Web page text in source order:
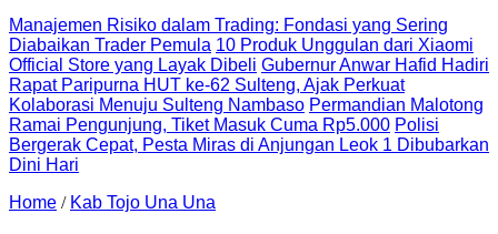
Manajemen Risiko dalam Trading: Fondasi yang Sering
Diabaikan Trader Pemula 10 Produk Unggulan dari Xiaomi
Official Store yang Layak Dibeli Gubernur Anwar Hafid Hadiri
Rapat Paripurna HUT ke-62 Sulteng, Ajak Perkuat
Kolaborasi Menuju Sulteng Nambaso Permandian Malotong
Ramai Pengunjung, Tiket Masuk Cuma Rp5.000 Polisi
Bergerak Cepat, Pesta Miras di Anjungan Leok 1 Dibubarkan
Dini Hari
Home / Kab Tojo Una Una